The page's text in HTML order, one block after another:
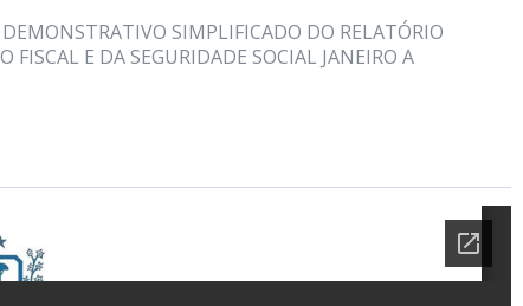
SIMPLIFICADO DO RELATÓRIO
E DA SEGURIDADE SOCIAL JANEIRO A